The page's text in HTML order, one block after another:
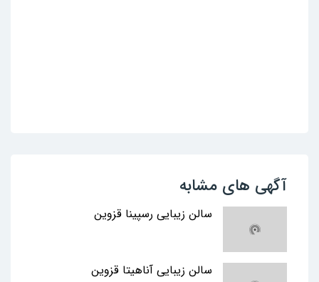
آگهی های مشابه
سالن زیبایی رسپینا قزوین
سالن زیبایی آناهیتا قزوین